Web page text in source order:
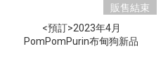
販售結束
<預訂>2023年4月
PomPomPurin布甸狗新品